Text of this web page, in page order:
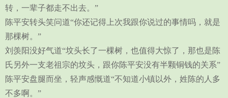
转，一辈子都走不出去。”
陈平安转头笑问道“你还记得上次我跟你说过的事情吗，就是
那棵树。”
刘羡阳没好气道“坟头长了一棵树，也值得大惊了，那也是陈
氏另外一支老祖宗的坟头，跟你陈平安没有半颗铜钱的关系”
陈平安盘腿而坐，轻声感慨道“不知道小镇以外，姓陈的人多
不多啊。”